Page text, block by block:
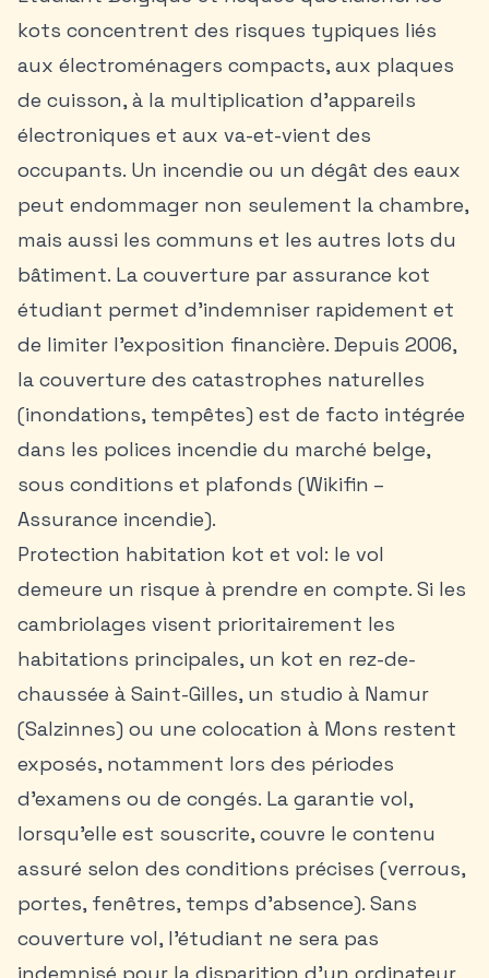
kots concentrent des risques typiques liés
aux électroménagers compacts, aux plaques
de cuisson, à la multiplication d’appareils
électroniques et aux va-et-vient des
occupants. Un incendie ou un dégât des eaux
peut endommager non seulement la chambre,
mais aussi les communs et les autres lots du
bâtiment. La couverture par assurance kot
étudiant permet d’indemniser rapidement et
de limiter l’exposition financière. Depuis 2006,
la couverture des catastrophes naturelles
(inondations, tempêtes) est de facto intégrée
dans les polices incendie du marché belge,
sous conditions et plafonds (Wikifin –
Assurance incendie).
Protection habitation kot et vol: le vol
demeure un risque à prendre en compte. Si les
cambriolages visent prioritairement les
habitations principales, un kot en rez-de-
chaussée à Saint-Gilles, un studio à Namur
(Salzinnes) ou une colocation à Mons restent
exposés, notamment lors des périodes
d’examens ou de congés. La garantie vol,
lorsqu’elle est souscrite, couvre le contenu
assuré selon des conditions précises (verrous,
portes, fenêtres, temps d’absence). Sans
couverture vol, l’étudiant ne sera pas